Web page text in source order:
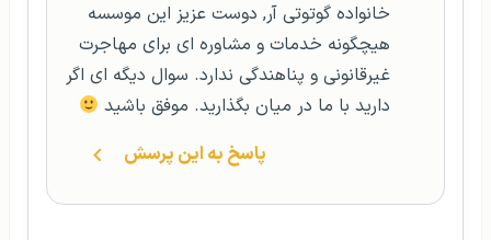
خانواده گوتوتی آر, دوست عزیز این موسسه
هیچگونه خدمات و مشاوره ای برای مهاجرت
غیرقانونی و پناهندگی ندارد. سوال دیگه ای اگر
دارید با ما در میان بگذارید. موفق باشید
پاسخ به این پرسش